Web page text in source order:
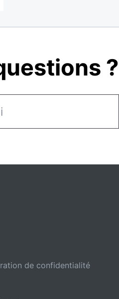
?
de confidentialité